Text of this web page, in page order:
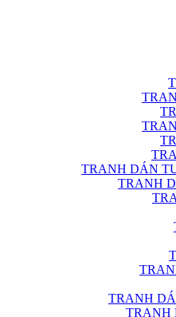
TRANH DÁN
TRANH
TRANH
TRANH